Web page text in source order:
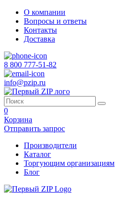
О компании
Вопросы и ответы
Контакты
Доставка
8 800 777-51-82
info@pzip.ru
0
Корзина
Отправить запрос
Производители
Каталог
Торгующим организациям
Блог